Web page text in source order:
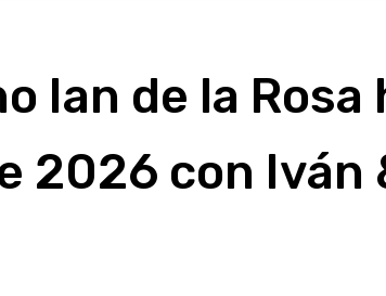
Ian de la
2026 con Iván